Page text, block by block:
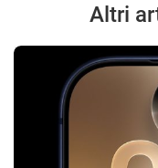
Altri